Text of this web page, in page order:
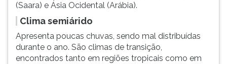
(Saara) e Ásia Ocidental (Arábia).
Clima semiárido
Apresenta poucas chuvas, sendo mal distribuídas
durante o ano. São climas de transição,
encontrados tanto em regiões tropicais como em